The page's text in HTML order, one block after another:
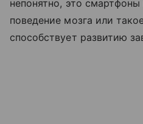
непонятно, это
поведение мозга или
способствует развитию